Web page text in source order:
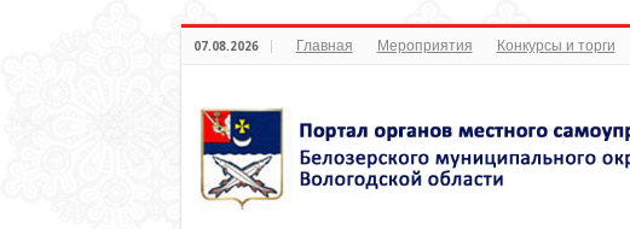
07.08.2026 Главная Мероприятия Конкурсы и торги